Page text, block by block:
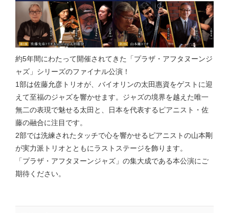
約5年間にわたって開催されてきた「プラザ・アフタヌーンジ
ャズ」シリーズのファイナル公演！
1部は佐藤允彦トリオが、バイオリンの太田惠資をゲストに迎
えて至福のジャズを響かせます。ジャズの境界を越えた唯一
無二の表現で魅せる太田と、日本を代表するピアニスト・佐
藤の融合に注目です。
2部では洗練されたタッチで心を響かせるピアニストの山本剛
が実力派トリオとともにラストステージを飾ります。
「プラザ・アフタヌーンジャズ」の集大成である本公演にご
期待ください。